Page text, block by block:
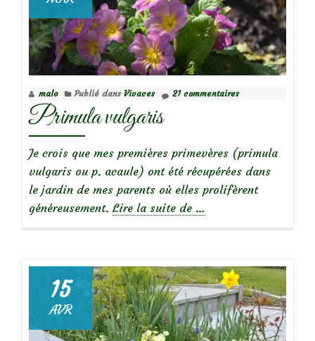
malo Publié dans Vivaces 21 commentaires
Primula vulgaris
Je crois que mes premières primevères (primula
vulgaris ou p. acaule) ont été récupérées dans
le jardin de mes parents où elles prolifèrent
généreusement. Lire la suite de …
15
AVR